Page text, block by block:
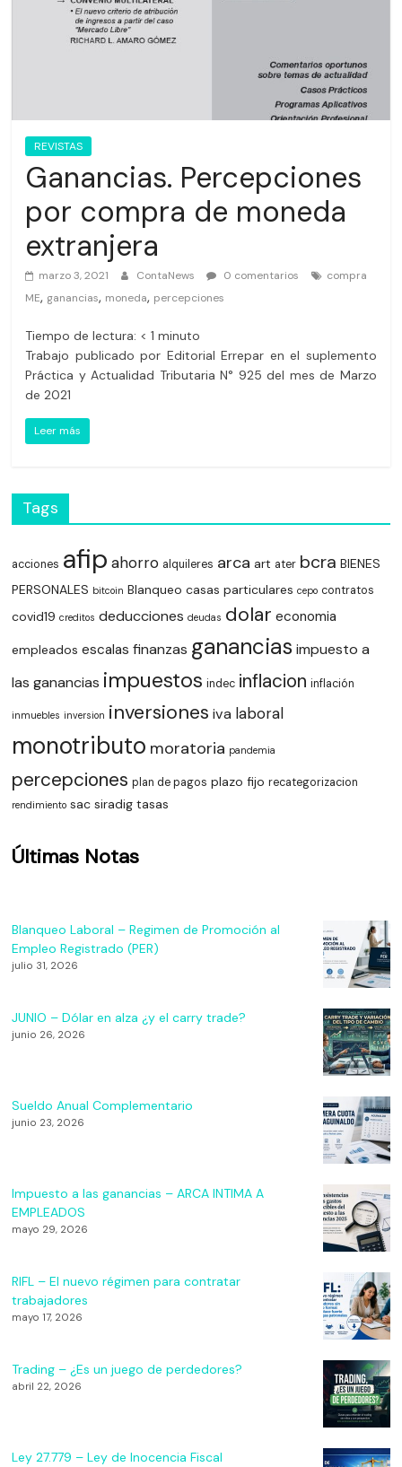
REVISTAS
Ganancias. Percepciones
por compra de moneda
extranjera
marzo 3, 2021 ContaNews 0 comentarios
compra
ME, ganancias, moneda, percepciones
Tiempo de lectura: < 1 minuto
Trabajo publicado por Editorial Errepar en el suplemento
Práctica y Actualidad Tributaria N° 925 del mes de Marzo
de 2021
Leer más
Tags
acciones afip ahorro alquileres arca art ater bcra BIENES
PERSONALES bitcoin Blanqueo casas particulares cepo contratos
covid19 creditos deducciones deudas dolar economia
empleados escalas finanzas ganancias impuesto a
las ganancias impuestos indec inflacion inflación
inmuebles inversion inversiones iva laboral
monotributo moratoria pandemia
percepciones plan de pagos plazo fijo recategorizacion
rendimiento sac siradig tasas
Últimas Notas
Blanqueo Laboral – Regimen de Promoción al
Empleo Registrado (PER)
julio 31, 2026
JUNIO – Dólar en alza ¿y el carry trade?
junio 26, 2026
Sueldo Anual Complementario
junio 23, 2026
Impuesto a las ganancias – ARCA INTIMA A
EMPLEADOS
mayo 29, 2026
RIFL – El nuevo régimen para contratar
trabajadores
mayo 17, 2026
Trading – ¿Es un juego de perdedores?
abril 22, 2026
Ley 27.779 – Ley de Inocencia Fiscal